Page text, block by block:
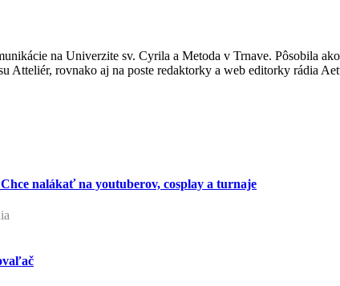
na Univerzite sv. Cyrila a Metoda v Trnave. Pôsobila
Atteliér, rovnako aj na poste redaktorky a web editorky rádia
nalákať na youtuberov, cosplay a turnaje